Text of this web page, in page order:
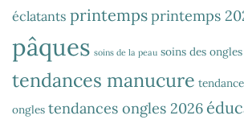
éclatants printempsprintemps
pâques soins de la peau soins des ongles
tendances manucure
ongles tendances ongles 2026